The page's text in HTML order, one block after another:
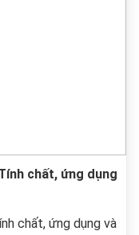
chất, ứng dụng
chất, ứng dụng và